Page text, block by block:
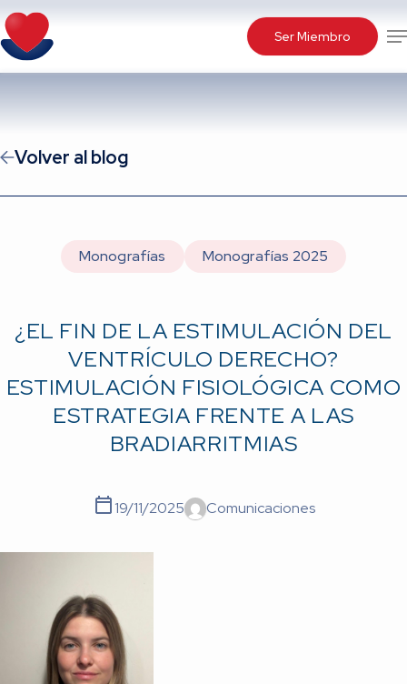
Skip
to
main
Ser Miembro
Volver al blog
Monografías Monografías 2025
¿EL FIN DE LA ESTIMULACIÓN DEL
VENTRÍCULO DERECHO?
ESTIMULACIÓN FISIOLÓGICA COMO
ESTRATEGIA FRENTE A LAS
BRADIARRITMIAS
19/11/2025 Comunicaciones